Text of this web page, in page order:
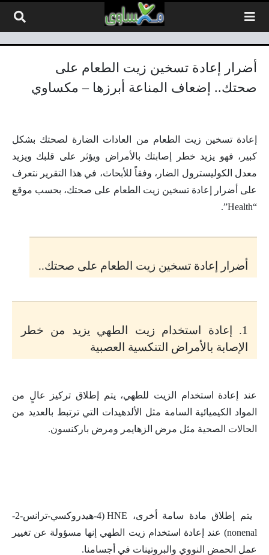
أضرار إعادة تسخين زيت الطعام على
صحتك.. إضعاف المناعة أبرزها – مكساوي
إعادة تسخين زيت الطعام من العادات الضارة لصحتك بشكل
كبير، فهو يزيد خطر إصابتك بالأمراض ويؤثر على قلبك ويزيد
معدل الكوليسترول الضار، وفقاً للأبحاث، في هذا التقرير نتعرف
على أضرار إعادة تسخين زيت الطعام على صحتك، بحسب موقع
“Health”.
أضرار إعادة تسخين زيت الطعام على صحتك..
1. إعادة استخدام زيت الطهي يزيد من خطر
الإصابة بالأمراض التنكسية العصبية
عند إعادة استخدام الزيت للطهي، يتم إطلاق تركيز عالٍ من
المواد الكيميائية السامة مثل الألدهيدات التي ترتبط بالعديد من
الحالات الصحية مثل مرض الزهايمر ومرض باركنسون.
يتم إطلاق مادة سامة أخرى، HNE (4-هيدروكسي-ترانس-2-
nonenal) عند إعادة استخدام زيت الطهي إنها مسؤولة عن تغيير
عمل الحمض النووي والبروتينات في أجسامنا.